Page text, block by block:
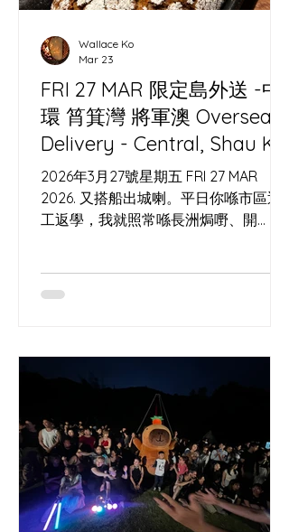
FRI 27 MAR 限定島外送 -中
環 筲箕灣 將軍澳 Oversea
Delivery - Central, Shau Kei
Wan, Tseung Kwan O
2026年3月27號星期五 FRI 27 MAR
2026. 又搭船出城喇。平日你喺市區返
工返學，我就照常喺長洲焗嘢、開
Wallace Ko
Mar 23